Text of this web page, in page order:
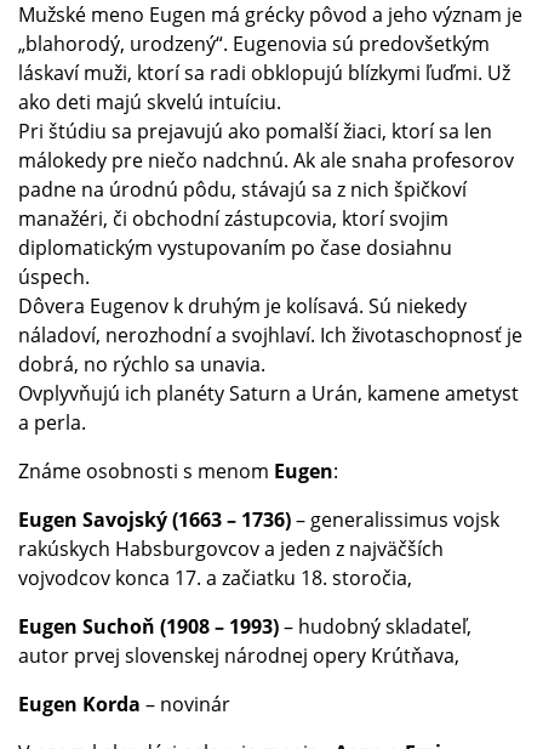
Mužské meno Eugen má grécky pôvod a jeho význam je
„blahorodý, urodzený“. Eugenovia sú predovšetkým
láskaví muži, ktorí sa radi obklopujú blízkymi ľuďmi. Už
ako deti majú skvelú intuíciu.
Pri štúdiu sa prejavujú ako pomalší žiaci, ktorí sa len
málokedy pre niečo nadchnú. Ak ale snaha profesorov
padne na úrodnú pôdu, stávajú sa z nich špičkoví
manažéri, či obchodní zástupcovia, ktorí svojim
diplomatickým vystupovaním po čase dosiahnu
úspech.
Dôvera Eugenov k druhým je kolísavá. Sú niekedy
náladoví, nerozhodní a svojhlaví. Ich životaschopnosť je
dobrá, no rýchlo sa unavia.
Ovplyvňujú ich planéty Saturn a Urán, kamene ametyst
a perla.
Známe osobnosti s menom Eugen:
Eugen Savojský (1663 – 1736)– generalissimus vojsk
rakúskych Habsburgovcov a jeden z najväčších
vojvodcov konca 17. a začiatku 18. storočia,
Eugen Suchoň (1908 – 1993)– hudobný skladateľ,
autor prvej slovenskej národnej opery Krútňava,
Eugen Korda – novinár